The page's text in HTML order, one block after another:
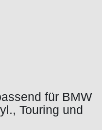
für BMW
Touring und